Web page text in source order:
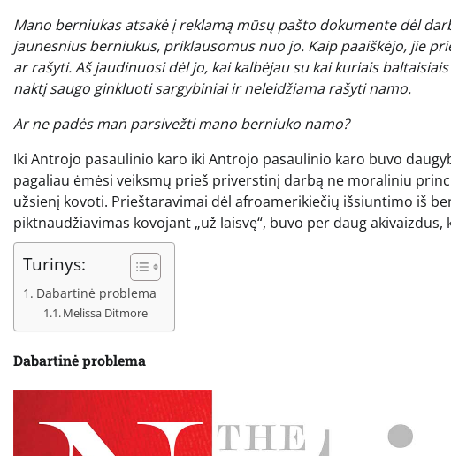
Mano berniukas atsakė į reklamą mūsų pašto dokumente dėl
jaunesnius berniukus, priklausomus nuo jo. Kaip paaiškėjo, jie
ar rašyti. Aš jaudinuosi dėl jo, kai kalbėjau su kai kuriais
naktį saugo ginkluoti sargybiniai ir neleidžiama rašyti namo.
Ar ne padės man parsivežti mano berniuko namo?
Iki Antrojo pasaulinio karo iki Antrojo pasaulinio karo buvo
pagaliau ėmėsi veiksmų prieš priverstinį darbą ne moraliniu
užsienį kovoti. Prieštaravimai dėl afroamerikiečių išsiuntimo iš
piktnaudžiavimas kovojant „už laisvę“, buvo per daug
Turinys:
Dabartinė problema
Melissa Ditmore
Dabartinė problema